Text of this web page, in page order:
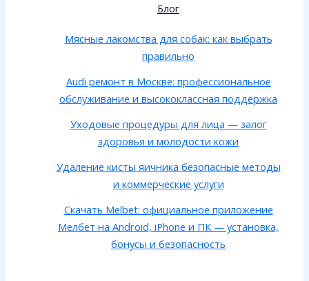
Блог
Мясные лакомства для собак: как выбрать
правильно
Audi ремонт в Москве: профессиональное
обслуживание и высококлассная поддержка
Уходовые процедуры для лица — залог
здоровья и молодости кожи
Удаление кисты яичника безопасные методы
и коммерческие услуги
Скачать Melbet: официальное приложение
Мелбет на Android, iPhone и ПК — установка,
бонусы и безопасность